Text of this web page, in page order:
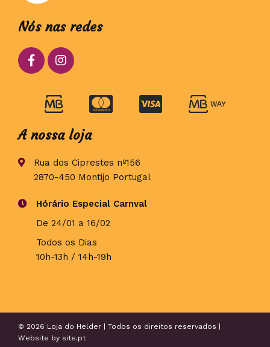
Nós nas redes
A nossa loja
Rua dos Ciprestes nº156
2870-450 Montijo Portugal
Hórário Especial Carnval
De 24/01 a 16/02
Todos os Dias
10h-13h / 14h-19h
© 2026 Loja do Helder | Todos os direitos reservados |
Website by site.pt